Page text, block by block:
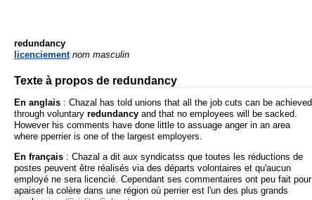
redundancy
licenciement nom masculin
Texte à propos de redundancy
En anglais : Chazal has told unions that all the job cuts can be achieved
through voluntary redundancy and that no employees will be sacked.
However his comments have done little to assuage anger in an area
where pperrier is one of the largest employers.
En français : Chazal a dit aux syndicatss que toutes les réductions de
postes peuvent être réalisés via des départs volontaires et qu'aucun
employé ne sera licencié. Cependant ses commentaires ont peu fait pour
apaiser la colère dans une région où perrier est l'un des plus grands